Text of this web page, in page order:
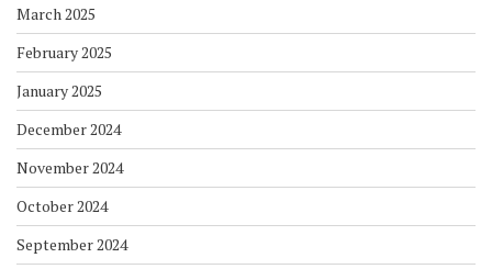
March 2025
February 2025
January 2025
December 2024
November 2024
October 2024
September 2024